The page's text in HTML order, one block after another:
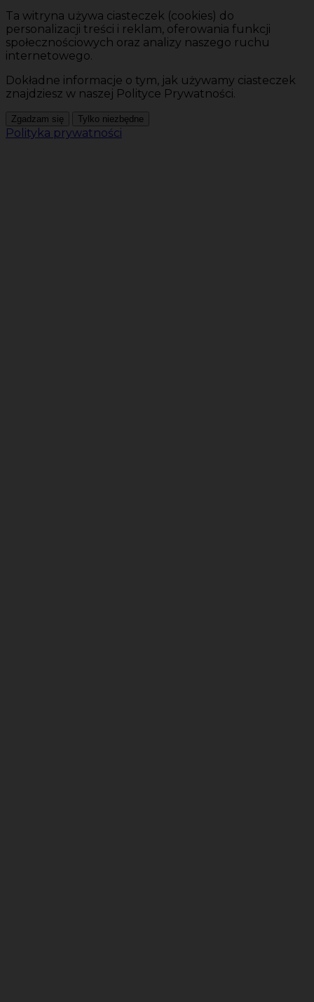
Ta witryna używa ciasteczek (cookies) do
personalizacji treści i reklam, oferowania funkcji
społecznościowych oraz analizy naszego ruchu
internetowego.
Dokładne informacje o tym, jak używamy ciasteczek
znajdziesz w naszej Polityce Prywatności.
Zgadzam się Tylko niezbędne
Polityka prywatności